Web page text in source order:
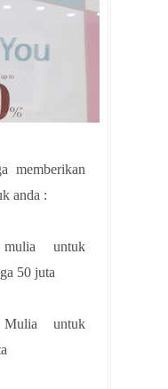
memberikan
anda :
untuk
50 juta
untuk